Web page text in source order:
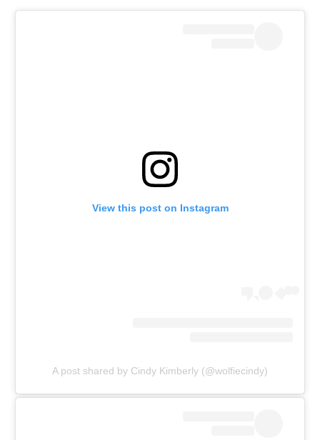
View this post on Instagram
A post shared by Cindy Kimberly (@wolfiecindy)